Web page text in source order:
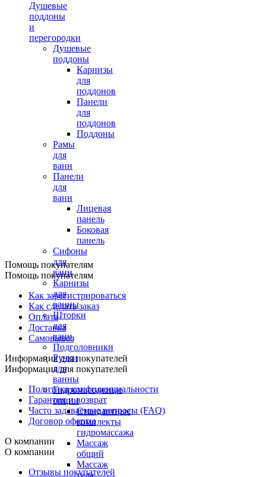
Душевые
поддоны
и
перегородки
Душевые
поддоны
Карнизы
для
поддонов
Панели
для
поддонов
Поддоны
Рамы
для
ванн
Панели
для
ванн
Лицевая
панель
Боковая
панель
Сифоны
для
ванн
Карнизы
для
ванны
Шторки
для
ванн
Подголовники
Ручки
для
ванны
Гидромассажные
опции
Стандартные
комплекты
гидромассажа
Массаж
общий
Массаж
Помощь покупателям
Помощь покупателям
Как зарегистрироваться
Как сделать заказ
Оплата
Доставка
Самовывоз
Информация для покупателей
Информация для покупателей
Политика конфиденциальности
Гарантия и возврат
Часто задаваемые вопросы (FAQ)
Договор оферты
О компании
О компании
Отзывы покупателей